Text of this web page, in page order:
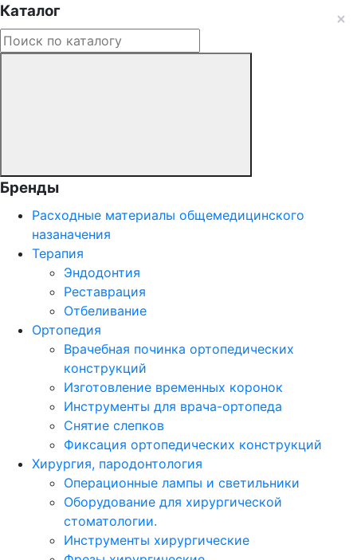
Каталог
Бренды
Расходные материалы общемедицинского
назаначения
Терапия
Эндодонтия
Реставрация
Отбеливание
Ортопедия
Врачебная починка ортопедических
конструкций
Изготовление временных коронок
Инструменты для врача-ортопеда
Снятие слепков
Фиксация ортопедических конструкций
Хирургия, пародонтология
Операционные лампы и светильники
Оборудование для хирургической
стоматологии.
Инструменты хирургические